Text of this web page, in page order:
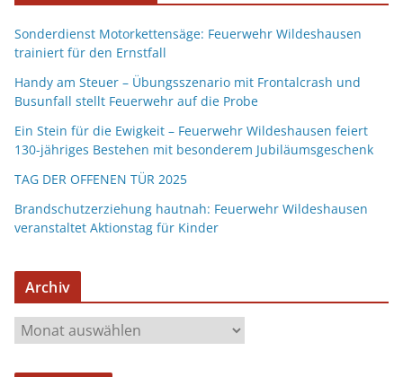
Sonderdienst Motorkettensäge: Feuerwehr Wildeshausen
trainiert für den Ernstfall
Handy am Steuer – Übungsszenario mit Frontalcrash und
Busunfall stellt Feuerwehr auf die Probe
Ein Stein für die Ewigkeit – Feuerwehr Wildeshausen feiert
130-jähriges Bestehen mit besonderem Jubiläumsgeschenk
TAG DER OFFENEN TÜR 2025
Brandschutzerziehung hautnah: Feuerwehr Wildeshausen
veranstaltet Aktionstag für Kinder
Archiv